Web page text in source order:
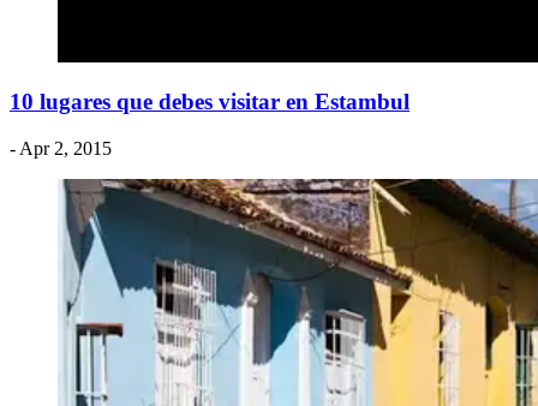
​10 lugares que debes visitar en Estambul
- Apr 2, 2015